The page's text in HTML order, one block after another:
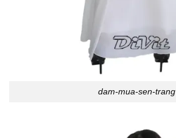
dam-mua-sen-trang